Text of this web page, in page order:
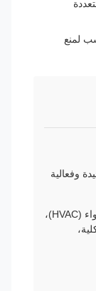
لمنع
وفعالية
قنوات التدفئة والتهوية وتكييف الهواء (HVAC)،